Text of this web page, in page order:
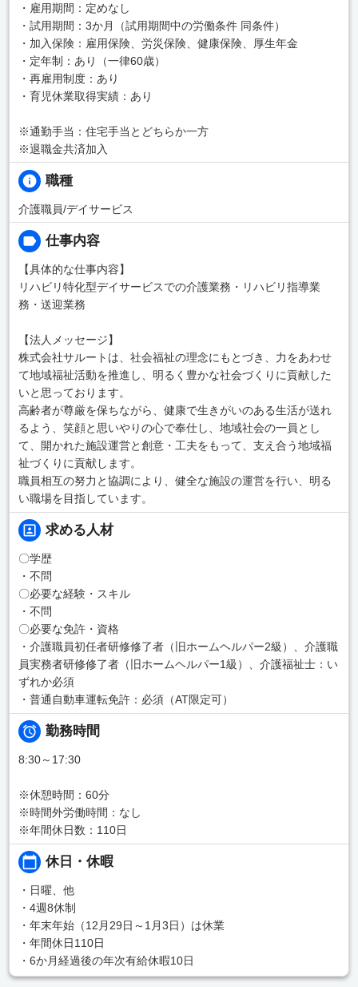
・雇用期間：定めなし
・試用期間：3か月（試用期間中の労働条件 同条件）
・加入保険：雇用保険、労災保険、健康保険、厚生年金
・定年制：あり（一律60歳）
・再雇用制度：あり
・育児休業取得実績：あり
※通勤手当：住宅手当とどちらか一方
※退職金共済加入
職種
介護職員/デイサービス
仕事内容
【具体的な仕事内容】
リハビリ特化型デイサービスでの介護業務・リハビリ指導業
務・送迎業務
【法人メッセージ】
株式会社サルートは、社会福祉の理念にもとづき、力をあわせ
て地域福祉活動を推進し、明るく豊かな社会づくりに貢献した
いと思っております。
高齢者が尊厳を保ちながら、健康で生きがいのある生活が送れ
るよう、笑顔と思いやりの心で奉仕し、地域社会の一員とし
て、開かれた施設運営と創意・工夫をもって、支え合う地域福
祉づくりに貢献します。
職員相互の努力と協調により、健全な施設の運営を行い、明る
い職場を目指しています。
求める人材
〇学歴
・不問
〇必要な経験・スキル
・不問
〇必要な免許・資格
・介護職員初任者研修修了者（旧ホームヘルパー2級）、介護職
員実務者研修修了者（旧ホームヘルパー1級）、介護福祉士：い
ずれか必須
・普通自動車運転免許：必須（AT限定可）
勤務時間
8:30～17:30
※休憩時間：60分
※時間外労働時間：なし
※年間休日数：110日
休日・休暇
・日曜、他
・4週8休制
・年末年始（12月29日～1月3日）は休業
・年間休日110日
・6か月経過後の年次有給休暇10日